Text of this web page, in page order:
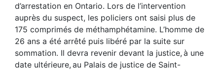
d’arrestation en Ontario. Lors de l’intervention
auprès du suspect, les policiers ont saisi plus de
175 comprimés de méthamphétamine. L’homme de
26 ans a été arrêté puis libéré par la suite sur
sommation. Il devra revenir devant la justice, à une
date ultérieure, au Palais de justice de Saint-